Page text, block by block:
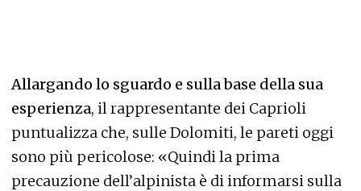
Allargando lo sguardo e sulla base della sua
esperienza, il rappresentante dei Caprioli
puntualizza che, sulle Dolomiti, le pareti oggi
sono più pericolose: «Quindi la prima
precauzione dell’alpinista è di informarsi sulla